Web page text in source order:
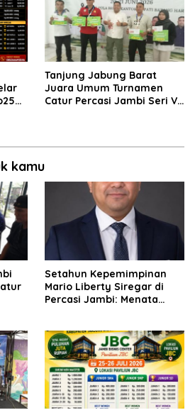
Tanjung Jabung Barat
Juara Umum Turnamen
Catur Percasi Jambi Seri V
kamu
Setahun Kepemimpinan
Mario Liberty Siregar di
Percasi Jambi: Menata